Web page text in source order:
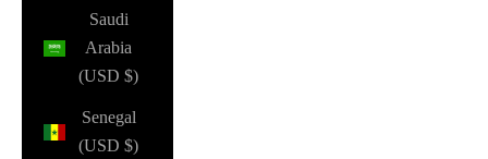
Saudi
Arabia
(USD $)
Senegal
(USD $)